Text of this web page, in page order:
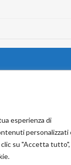
esperienza di
personalizzati
su "Accetta tutto",